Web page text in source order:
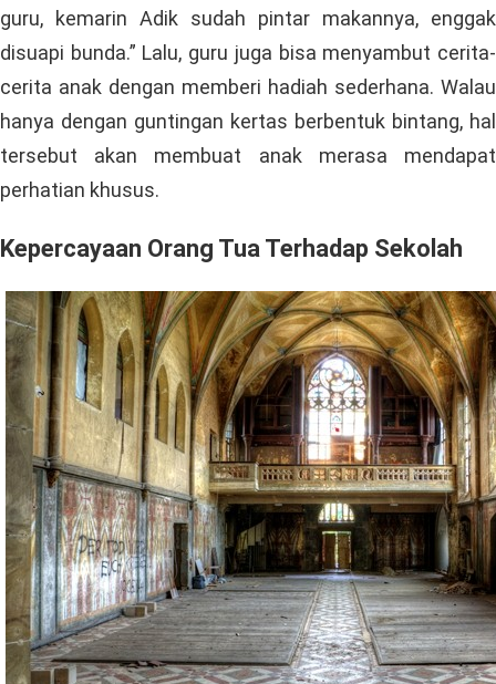
guru, kemarin Adik sudah pintar makannya, enggak
disuapi bunda.” Lalu, guru juga bisa menyambut cerita-
cerita anak dengan memberi hadiah sederhana. Walau
hanya dengan guntingan kertas berbentuk bintang, hal
tersebut akan membuat anak merasa mendapat
perhatian khusus.
Kepercayaan Orang Tua Terhadap Sekolah